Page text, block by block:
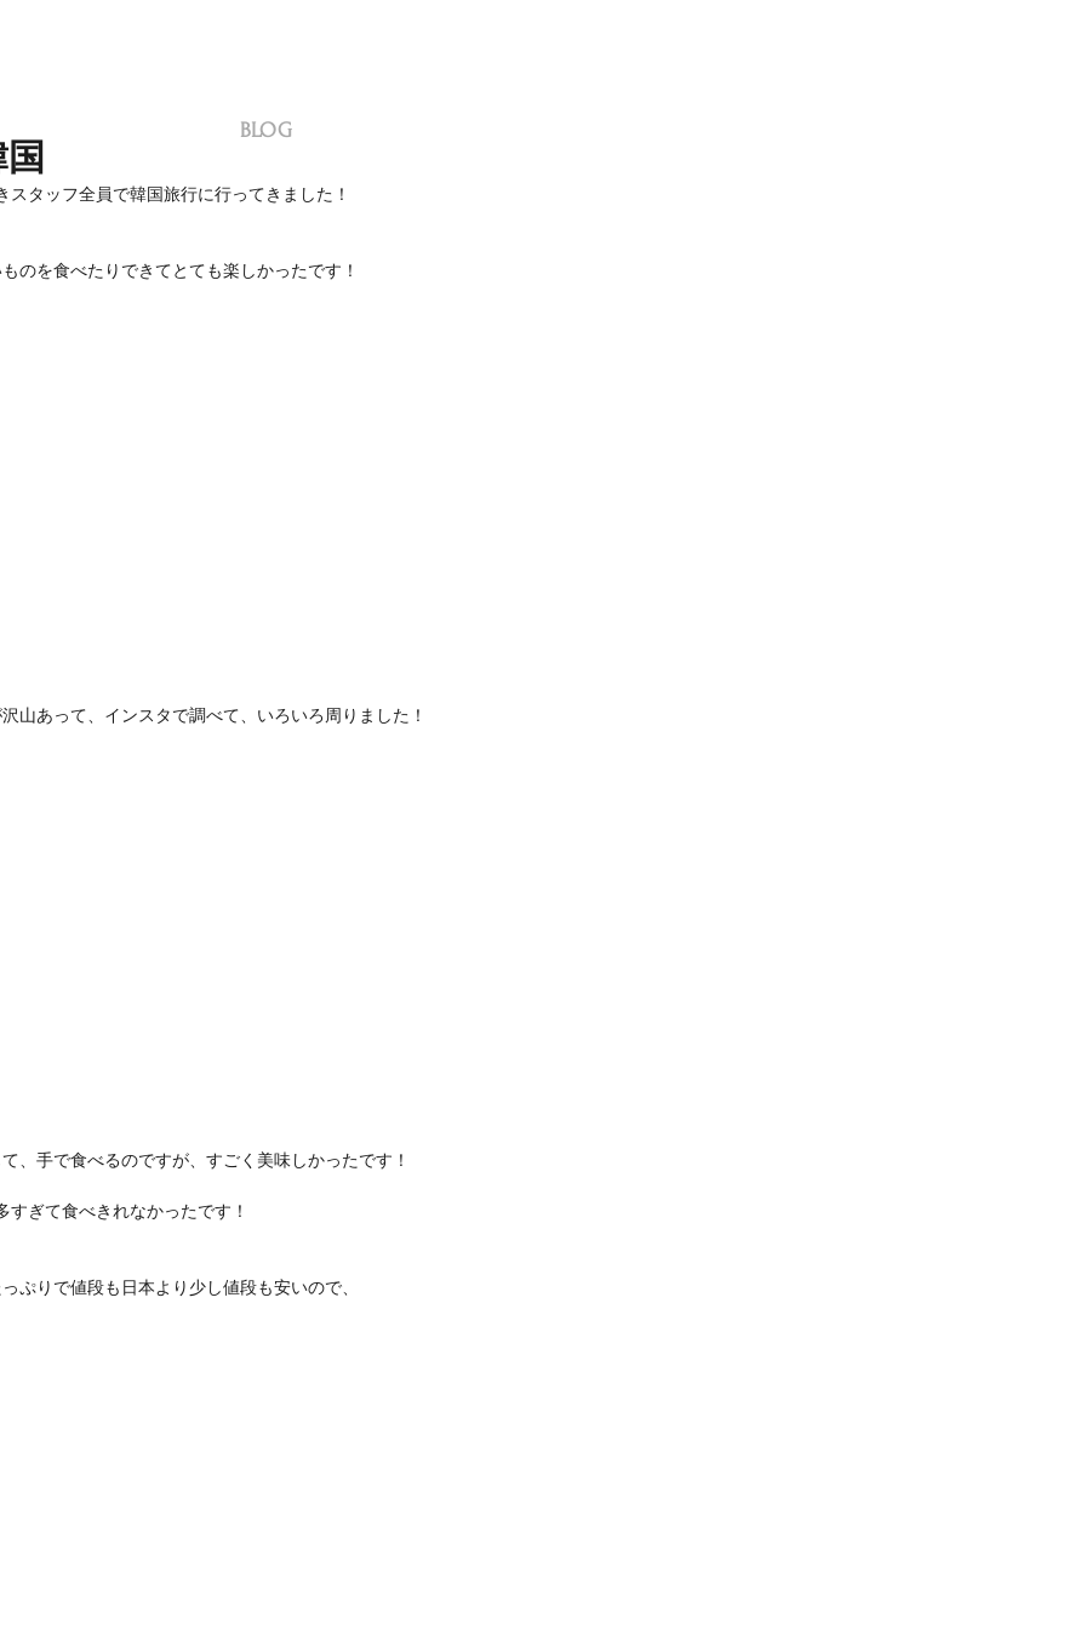
スタッフ全員で韓国旅行に行ってきました！
のを食べたりできてとても楽しかったです！
山あって、インスタで調べて、いろいろ周りました！
、手で食べるのですが、すごく美味しかったです！
すぎて食べきれなかったです！
ぷりで値段も日本より少し値段も安いので、
BLOG